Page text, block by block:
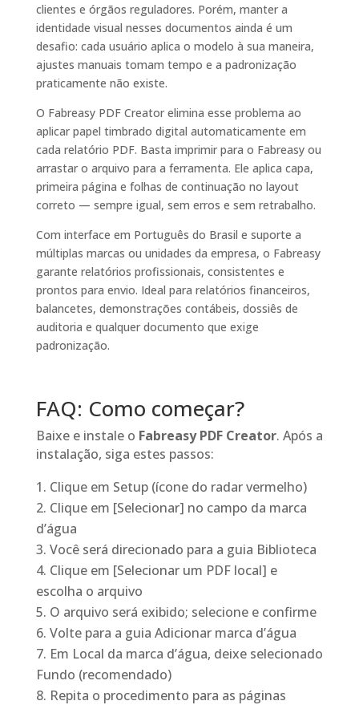
clientes e órgãos reguladores. Porém, manter a
identidade visual nesses documentos ainda é um
desafio: cada usuário aplica o modelo à sua maneira,
ajustes manuais tomam tempo e a padronização
praticamente não existe.
O Fabreasy PDF Creator elimina esse problema ao
aplicar papel timbrado digital automaticamente em
cada relatório PDF. Basta imprimir para o Fabreasy ou
arrastar o arquivo para a ferramenta. Ele aplica capa,
primeira página e folhas de continuação no layout
correto — sempre igual, sem erros e sem retrabalho.
Com interface em Português do Brasil e suporte a
múltiplas marcas ou unidades da empresa, o Fabreasy
garante relatórios profissionais, consistentes e
prontos para envio. Ideal para relatórios financeiros,
balancetes, demonstrações contábeis, dossiês de
auditoria e qualquer documento que exige
padronização.
FAQ: Como começar?
Baixe e instale o Fabreasy PDF Creator. Após a
instalação, siga estes passos:
Clique em Setup (ícone do radar vermelho)
Clique em [Selecionar] no campo da marca
d’água
Você será direcionado para a guia Biblioteca
Clique em [Selecionar um PDF local] e
escolha o arquivo
O arquivo será exibido; selecione e confirme
Volte para a guia Adicionar marca d’água
Em Local da marca d’água, deixe selecionado
Fundo (recomendado)
Repita o procedimento para as páginas